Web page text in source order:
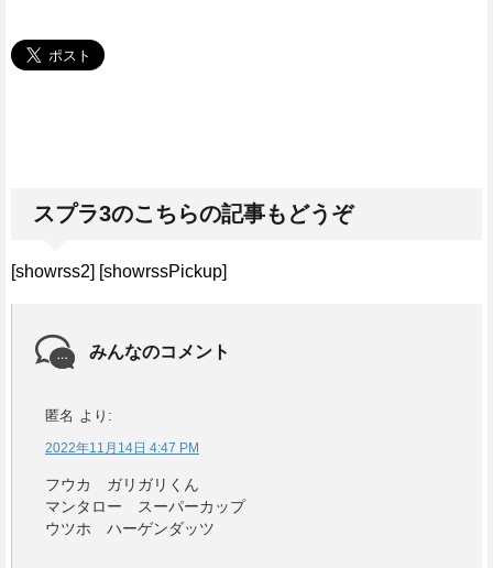
スプラ3のこちらの記事もどうぞ
[showrss2] [showrssPickup]
みんなのコメント
匿名 より:
2022年11月14日 4:47 PM
フウカ ガリガリくん
マンタロー スーパーカップ
ウツホ ハーゲンダッツ